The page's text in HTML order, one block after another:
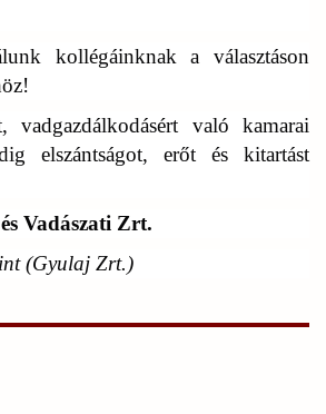
kollégáinknak a választáson
vadgazdálkodásért való kamarai
elszántságot, erőt és kitartást
Vadászati Zrt.
(Gyulaj Zrt.)